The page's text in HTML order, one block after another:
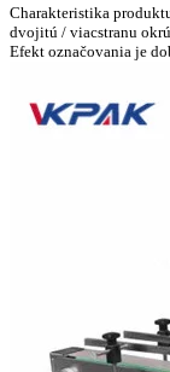
Charakteristika
dvojitú / viacstranu
Efekt označovania je